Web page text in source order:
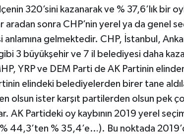
320’sini kazanarak ve % 37,6’lık bir
aradan sonra CHP’nin yerel ya da genel
gelmektedir. CHP, İstanbul,
3 büyükşehir ve 7 il belediyesi daha
YRP ve DEM Parti de AK Partinin
elindeki belediyelerden birer tane
olsun ister karşıt partilerden olsun pek
AK Partideki oy kaybının 2019 yerel
44,3’ten % 35,4’e…). Bu noktada